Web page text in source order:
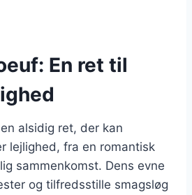
En ret til
alsidig ret, der kan
lejlighed, fra en romantisk
sammenkomst. Dens evne
og tilfredsstille smagsløg